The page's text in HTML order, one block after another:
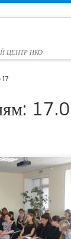
ЦЕНТР НКО
17
на дому», 2
защиты населения